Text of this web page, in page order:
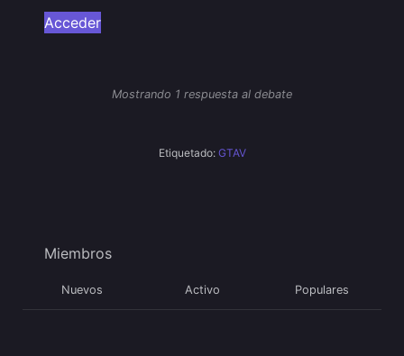
Etiquetado: GTAV
Mostrando 1 respuesta al debate
Acceder
Miembros
Nuevos Activo Populares